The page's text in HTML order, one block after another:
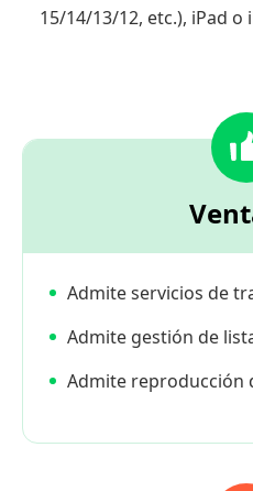
15/14/13/12, etc.), iPad o
Admite servicios de
Admite gestión de
Admite reproducción